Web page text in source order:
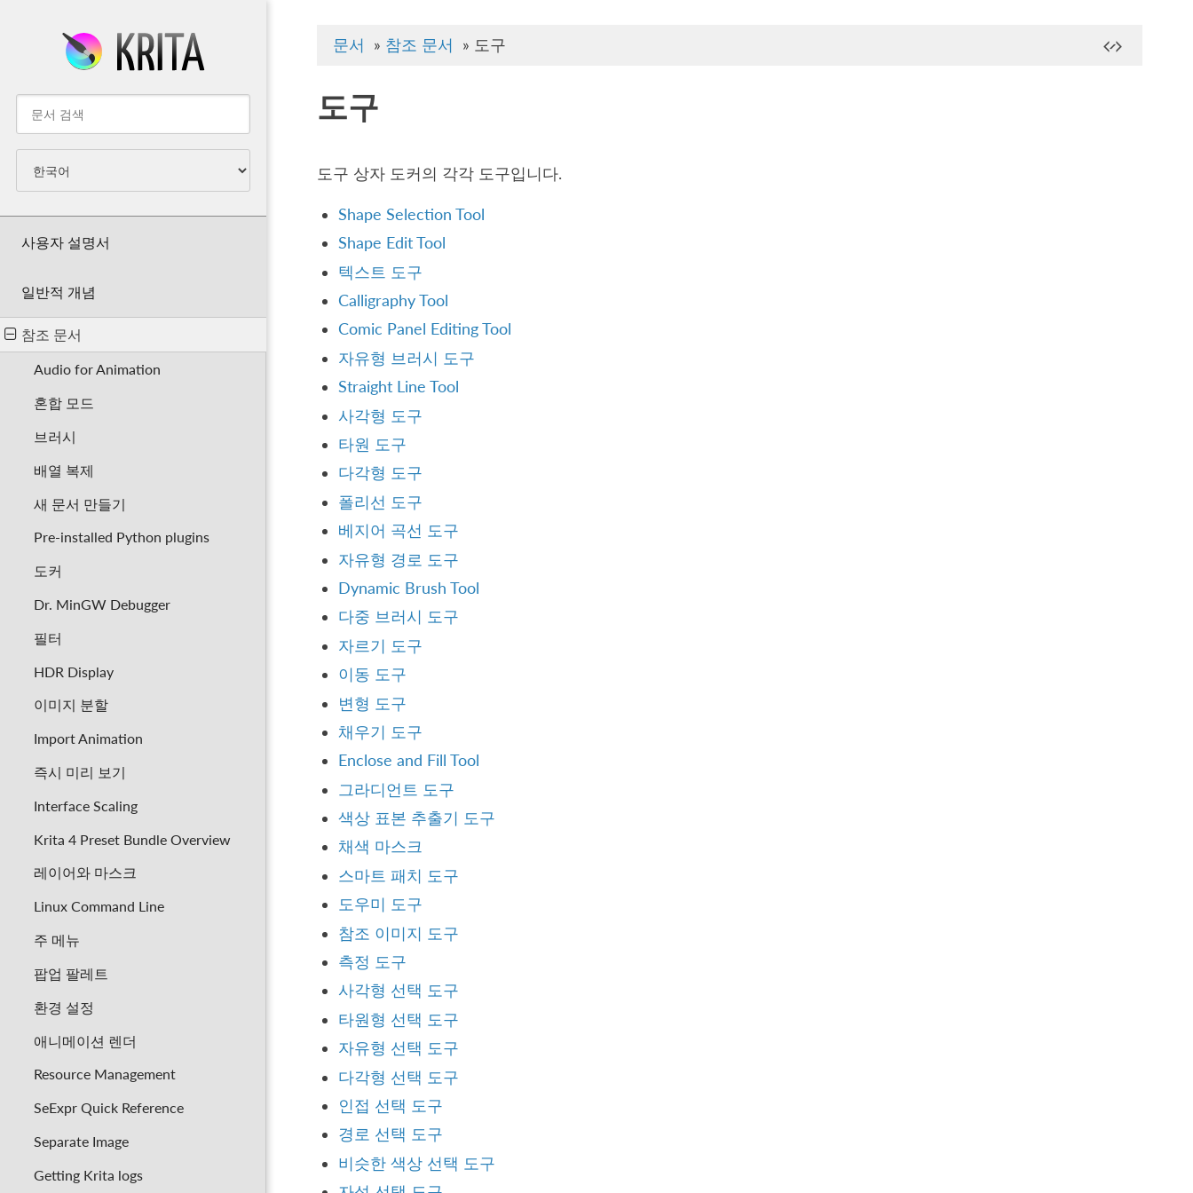
사용자 설명서
일반적 개념
참조 문서
Audio for Animation
혼합 모드
브러시
배열 복제
새 문서 만들기
Pre-installed Python plugins
도커
Dr. MinGW Debugger
필터
HDR Display
이미지 분할
Import Animation
즉시 미리 보기
Interface Scaling
Krita 4 Preset Bundle Overview
레이어와 마스크
Linux Command Line
주 메뉴
팝업 팔레트
환경 설정
애니메이션 렌더
Resource Management
SeExpr Quick Reference
Separate Image
Getting Krita logs
문서 » 참조 문서 » 도구
도구
도구 상자 도커의 각각 도구입니다.
Shape Selection Tool
Shape Edit Tool
텍스트 도구
Calligraphy Tool
Comic Panel Editing Tool
자유형 브러시 도구
Straight Line Tool
사각형 도구
타원 도구
다각형 도구
폴리선 도구
베지어 곡선 도구
자유형 경로 도구
Dynamic Brush Tool
다중 브러시 도구
자르기 도구
이동 도구
변형 도구
채우기 도구
Enclose and Fill Tool
그라디언트 도구
색상 표본 추출기 도구
채색 마스크
스마트 패치 도구
도우미 도구
참조 이미지 도구
측정 도구
사각형 선택 도구
타원형 선택 도구
자유형 선택 도구
다각형 선택 도구
인접 선택 도구
경로 선택 도구
비슷한 색상 선택 도구